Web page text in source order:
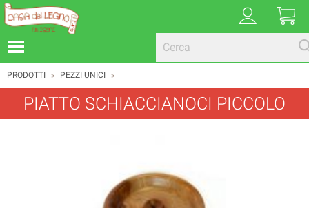
PRODOTTI » PEZZI UNICI »
PIATTO SCHIACCIANOCI PICCOLO